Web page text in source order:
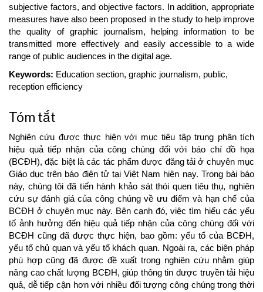
subjective factors, and objective factors. In addition, appropriate
measures have also been proposed in the study to help improve
the quality of graphic journalism, helping information to be
transmitted more effectively and easily accessible to a wide
range of public audiences in the digital age.
Keywords: Education section, graphic journalism, public,
reception efficiency
Tóm tắt
Nghiên cứu được thực hiện với mục tiêu tập trung phân tích
hiệu quả tiếp nhận của công chúng đối với báo chí đồ họa
(BCĐH), đặc biệt là các tác phẩm được đăng tải ở chuyên mục
Giáo dục trên báo điện tử tại Việt Nam hiện nay. Trong bài báo
này, chúng tôi đã tiến hành khảo sát thói quen tiêu thụ, nghiên
cứu sự đánh giá của công chúng về ưu điểm và hạn chế của
BCĐH ở chuyên mục này. Bên cạnh đó, việc tìm hiểu các yếu
tố ảnh hưởng đến hiệu quả tiếp nhận của công chúng đối với
BCĐH cũng đã được thực hiện, bao gồm: yếu tố của BCĐH,
yếu tố chủ quan và yếu tố khách quan. Ngoài ra, các biện pháp
phù hợp cũng đã được đề xuất trong nghiên cứu nhằm giúp
nâng cao chất lượng BCĐH, giúp thông tin được truyền tải hiệu
quả, dễ tiếp cận hơn với nhiều đối tượng công chúng trong thời